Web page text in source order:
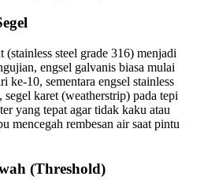
steel grade 316) menjadi
engsel galvanis biasa mulai
ke-10, sementara engsel stainless
karet (weatherstrip) pada tepi
yang tepat agar tidak kaku atau
mencegah rembesan air saat pintu
(Threshold)